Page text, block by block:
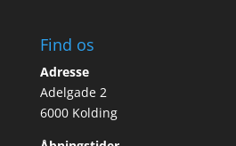
Find os
Adresse
Adelgade 2
6000 Kolding